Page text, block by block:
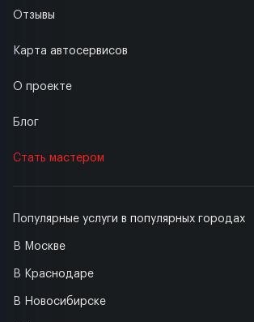
Популярные услуги в популярных городах
В Москве
В Краснодаре
В Новосибирске
Отзывы
Карта автосервисов
О проекте
Блог
Стать мастером